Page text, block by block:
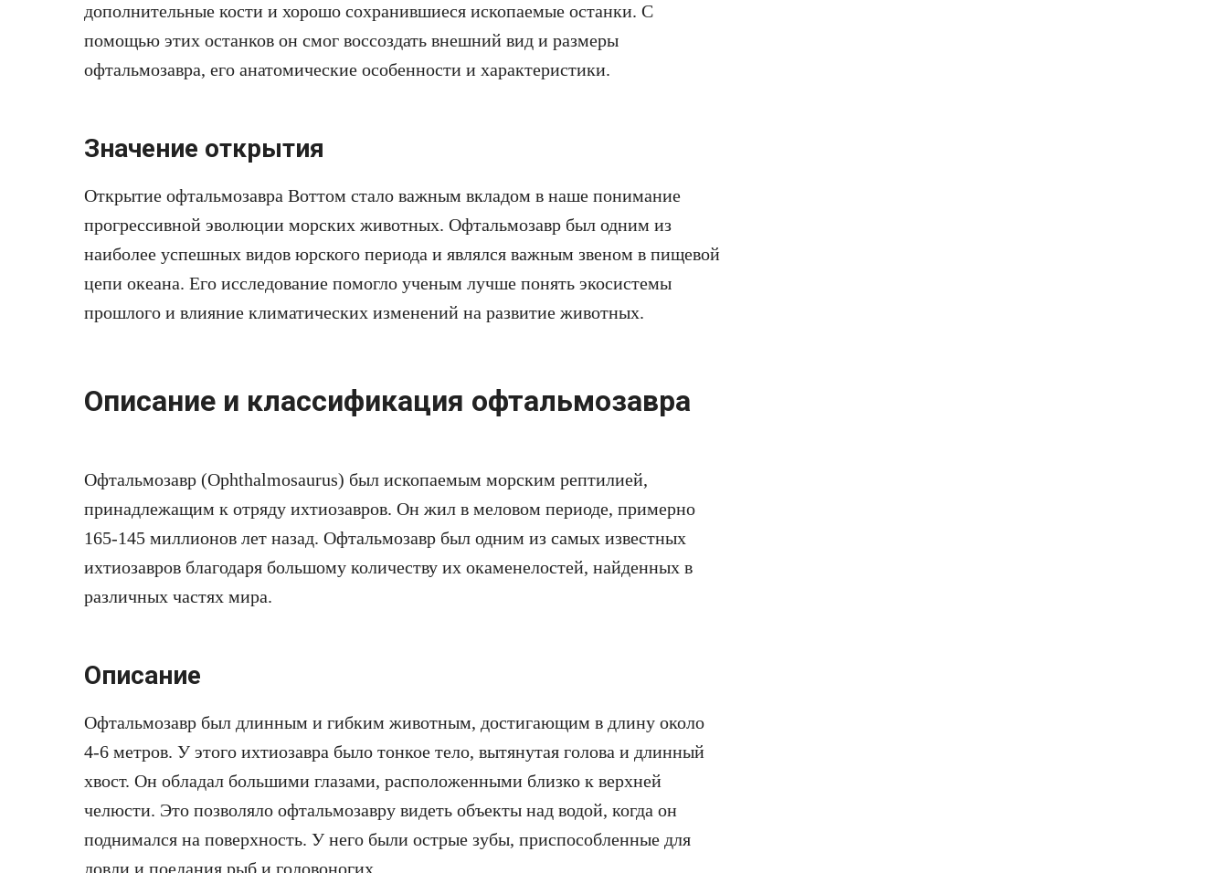
дополнительные кости и хорошо сохранившиеся ископаемые останки. С
помощью этих останков он смог воссоздать внешний вид и размеры
офтальмозавра, его анатомические особенности и характеристики.
Значение открытия
Открытие офтальмозавра Воттом стало важным вкладом в наше понимание
прогрессивной эволюции морских животных. Офтальмозавр был одним из
наиболее успешных видов юрского периода и являлся важным звеном в пищевой
цепи океана. Его исследование помогло ученым лучше понять экосистемы
прошлого и влияние климатических изменений на развитие животных.
Описание и классификация офтальмозавра
Офтальмозавр (Ophthalmosaurus) был ископаемым морским рептилией,
принадлежащим к отряду ихтиозавров. Он жил в меловом периоде, примерно
165-145 миллионов лет назад. Офтальмозавр был одним из самых известных
ихтиозавров благодаря большому количеству их окаменелостей, найденных в
различных частях мира.
Описание
Офтальмозавр был длинным и гибким животным, достигающим в длину около
4-6 метров. У этого ихтиозавра было тонкое тело, вытянутая голова и длинный
хвост. Он обладал большими глазами, расположенными близко к верхней
челюсти. Это позволяло офтальмозавру видеть объекты над водой, когда он
поднимался на поверхность. У него были острые зубы, приспособленные для
ловли и поедания рыб и головоногих.